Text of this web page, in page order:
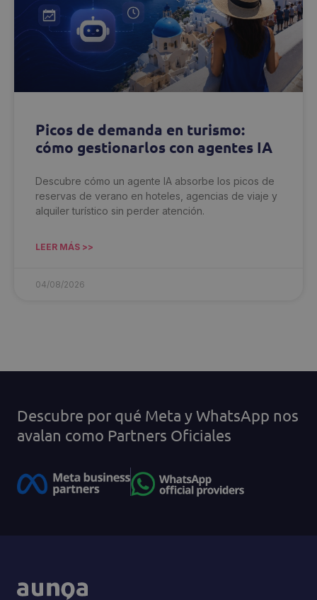
Picos de demanda en turismo:
cómo gestionarlos con agentes IA
Descubre cómo un agente IA absorbe los picos de
reservas de verano en hoteles, agencias de viaje y
alquiler turístico sin perder atención.
LEER MÁS >>
04/08/2026
Descubre por qué Meta y WhatsApp nos
avalan como Partners Oficiales